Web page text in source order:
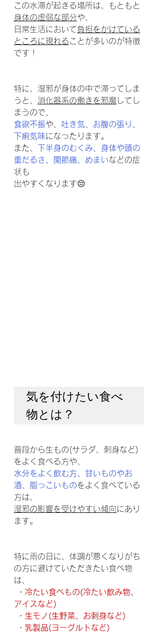
この水滞が起きる場所は、もともと
身体の虚弱な部分や、
日常生活において負担をかけている
ところに現れることが多いのが特徴
です！
特に、湿邪が身体の中で滞ってしま
うと、 消化器系の働きを邪魔 してし
まうので、
食欲不振や、
吐き気、お腹の張り、
下痢気味になったります。
また、
下半身のむくみ、身体や頭の
重だるさ、関節痛、めまいなどの症
状も
出やすくなります😔
気を付けたい食べ
物とは？
普段から生もの(サラダ、刺身など)
をよく食べる方や、
水分をよく飲む方、甘いものやお
酒、脂っこいものをよく食べている
方は、
湿邪の影響を受けやすい傾向にあり
ます。
特に雨の日に、体調が悪くなりがち
の方に避けていただきたい食べ物
は、
・冷たい食べもの(冷たい飲み物、
アイスなど)
・生モノ(生野菜、お刺身など)
・乳製品(ヨーグルトなど)